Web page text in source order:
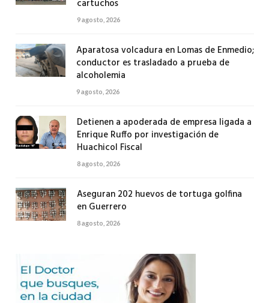
cartuchos
9 agosto, 2026
Aparatosa volcadura en Lomas de Enmedio;
conductor es trasladado a prueba de
alcoholemia
9 agosto, 2026
Detienen a apoderada de empresa ligada a
Enrique Ruffo por investigación de
Huachicol Fiscal
8 agosto, 2026
Aseguran 202 huevos de tortuga golfina
en Guerrero
8 agosto, 2026